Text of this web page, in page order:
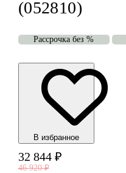
(052810)
Рассрочка без %
В избранноe
32 844 ₽
46 920 ₽